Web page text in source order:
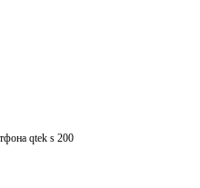
qtek s 200